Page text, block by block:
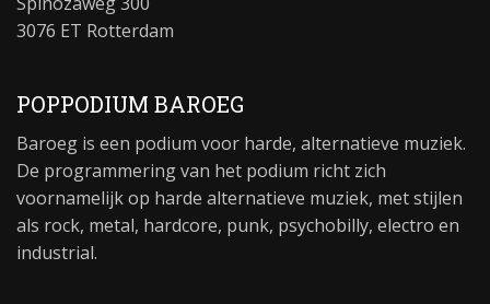
3076 ET Rotterdam
POPPODIUM BAROEG
Baroeg is een podium voor harde, alternatieve muziek.
De programmering van het podium richt zich
voornamelijk op harde alternatieve muziek, met stijlen
als rock, metal, hardcore, punk, psychobilly, electro en
industrial.